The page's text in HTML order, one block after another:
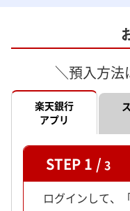
＼預入方法
楽天銀行
アプリ
STEP 1 / 3
ログインして、